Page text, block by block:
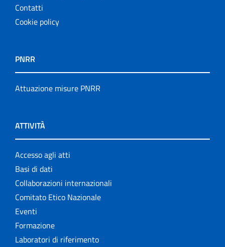
Contatti
Cookie policy
PNRR
Attuazione misure PNRR
ATTIVITÀ
Accesso agli atti
Basi di dati
Collaborazioni internazionali
Comitato Etico Nazionale
Eventi
Formazione
Laboratori di riferimento